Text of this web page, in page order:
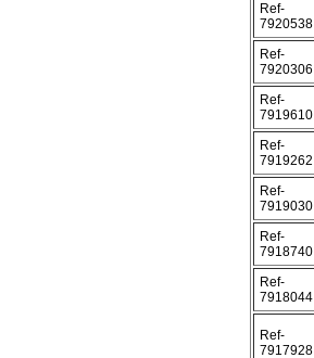
Ref-
7920538
Ref-
7920306
Ref-
7919610
Ref-
7919262
Ref-
7919030
Ref-
7918740
Ref-
7918044
Ref-
7917928